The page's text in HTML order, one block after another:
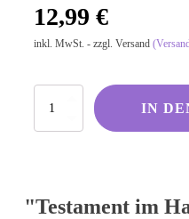
Nette Sprüche
Kölsche Sprüche
Hessisch gebabbelt
12,99 €
inkl. MwSt. - zzgl. Versand
Handschuhfach
IN
"Testament im